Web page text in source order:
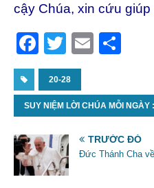
cậy Chúa, xin cứu giúp
F
a
c
e
b
o
o
T
w
itt
er
E
l
e
20-28
SUY NIỆM LỜI CHÚA MỖI
TRƯỚC ĐÓ
Đức Thánh Cha